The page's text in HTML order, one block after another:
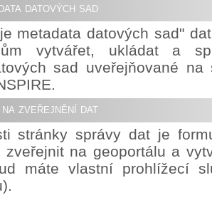
datových sad
metadata datových sad"
vytvářet, ukládat a
sad uveřejňované na
na zveřejnění dat
stránky správy dat je
zveřejnit na geoportálu a
máte vlastní prohlížecí